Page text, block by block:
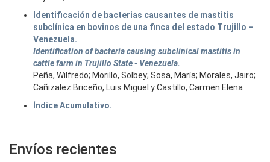
Identificación de bacterias causantes de mastitis
subclínica en bovinos de una finca del estado Trujillo –
Venezuela.
Identification of bacteria causing subclinical mastitis in
cattle farm in Trujillo State - Venezuela.
Peña, Wilfredo; Morillo, Solbey; Sosa, María; Morales, Jairo;
Cañizalez Briceño, Luis Miguel y Castillo, Carmen Elena
Índice Acumulativo.
Envíos recientes